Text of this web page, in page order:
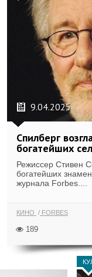
9.04.2025
Спилберг
богатейших
Режиссер Стивен
богатейших
журнала Forbes....
КИНО FORBES
189